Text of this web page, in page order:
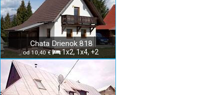
Chata Drienok 818
od 10,40 € 1x2, 1x4, +2